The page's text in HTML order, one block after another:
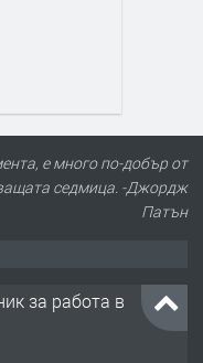
е много по-добър от
седмица. -Джордж
Патън
за работа в